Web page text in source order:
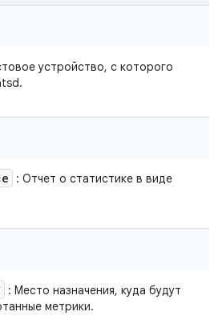
устройство, с которого
: Отчет о статистике в виде
: Место назначения, куда будут
метрики.